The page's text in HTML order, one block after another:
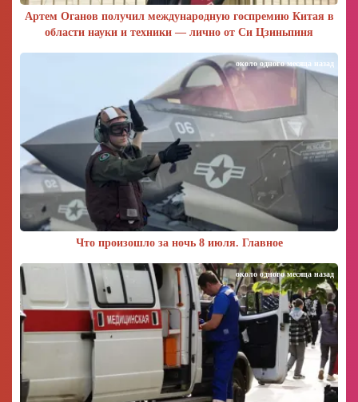
Артем Оганов получил международную госпремию Китая в
области науки и техники — лично от Си Цзиньпиня
Что произошло за ночь 8 июля. Главное
около одного месяца назад
около одного месяца назад